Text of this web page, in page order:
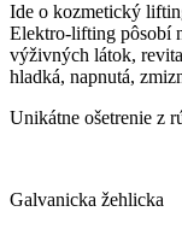
Ide o kozmetický
Elektro-lifting pôsobí
výživných látok,
hladká, napnutá,
Unikátne ošetrenie z
Galvanicka žehlicka